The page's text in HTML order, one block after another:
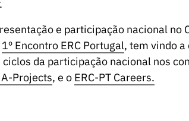
e participação nacional no
1º Encontro ERC Portugal, tem vindo
da participação nacional nos
A-Projects, e o ERC-PT Careers.